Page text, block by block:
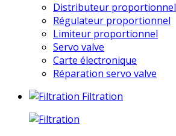
Distributeur proportionnel
Régulateur proportionnel
Limiteur proportionnel
Servo valve
Carte électronique
Réparation servo valve
Filtration